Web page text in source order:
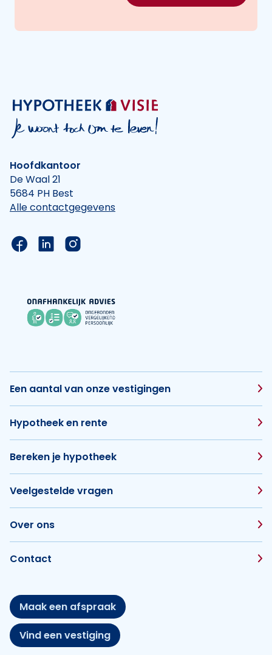
Hoofdkantoor
De Waal 21
5684 PH Best
Alle contactgegevens
Link naar de Facebook pagina van Hypotheek
Link naar de LinkedIn pagina van
Link naar de Instagram pagina van
Een aantal van onze vestigingen
Hypotheek en rente
Bereken je hypotheek
Veelgestelde vragen
Over ons
Contact
Maak een afspraak
Vind een vestiging